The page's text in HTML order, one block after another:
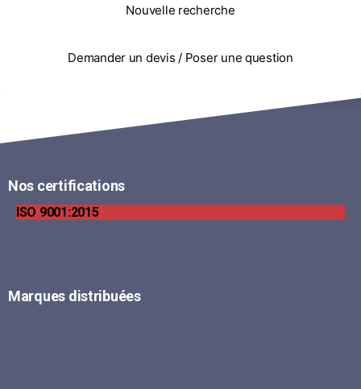
Nouvelle recherche
Demander un devis / Poser une question
Nos certifications
ISO 9001:2015
Marques distribuées